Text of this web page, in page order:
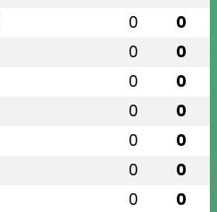
0 0
0 0
0 0
0 0
0 0
0 0
0 0